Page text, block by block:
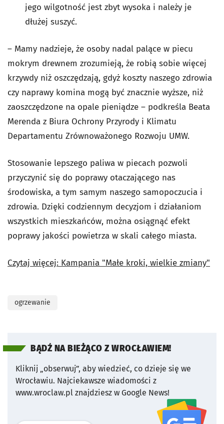
jego wilgotność jest zbyt wysoka i należy je
dłużej suszyć.
– Mamy nadzieje, że osoby nadal palące w piecu
mokrym drewnem zrozumieją, że robią sobie więcej
krzywdy niż oszczędzają, gdyż koszty naszego zdrowia
czy naprawy komina mogą być znacznie wyższe, niż
zaoszczędzone na opale pieniądze – podkreśla Beata
Merenda z Biura Ochrony Przyrody i Klimatu
Departamentu Zrównoważonego Rozwoju UMW.
Stosowanie lepszego paliwa w piecach pozwoli
przyczynić się do poprawy otaczającego nas
środowiska, a tym samym naszego samopoczucia i
zdrowia. Dzięki codziennym decyzjom i działaniom
wszystkich mieszkańców, można osiągnąć efekt
poprawy jakości powietrza w skali całego miasta.
Czytaj więcej: Kampania "Małe kroki, wielkie zmiany"
ogrzewanie
BĄDŹ NA BIEŻĄCO Z WROCŁAWIEM!
Kliknij „obserwuj”, aby wiedzieć, co dzieje się we
Wrocławiu. Najciekawsze wiadomości z
www.wroclaw.pl znajdziesz w Google News!